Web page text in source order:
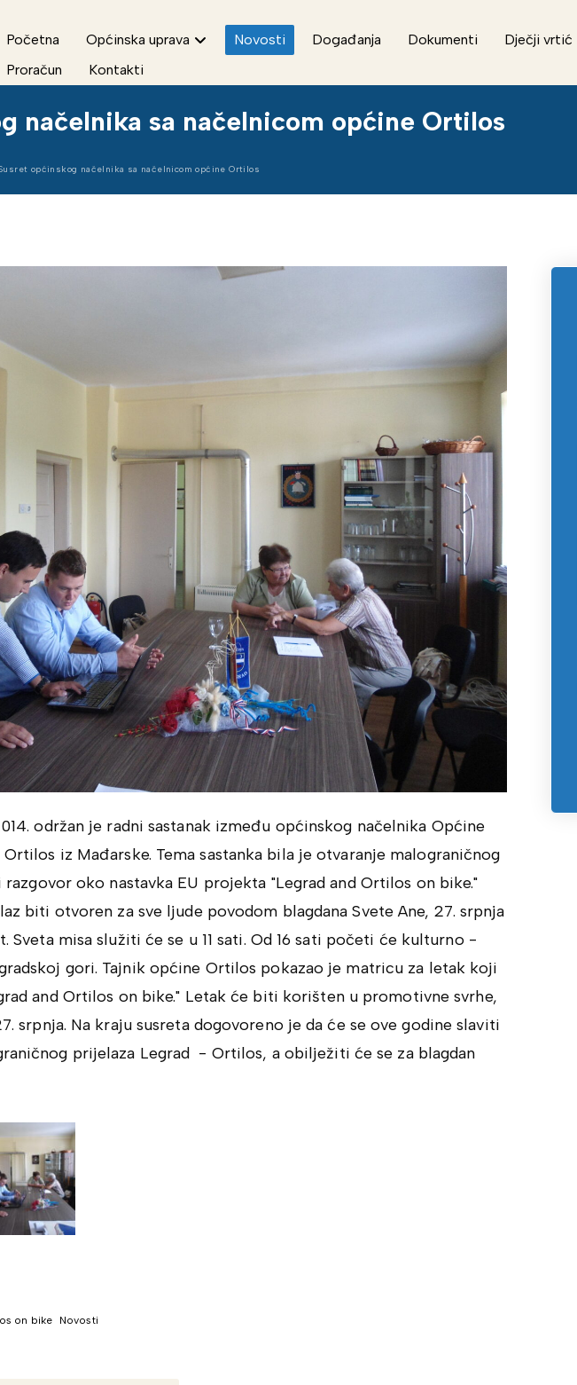
Početna Općinska uprava Novosti Događanja Dokumenti Dječji vrtić
Proračun
Kontakti
načelnika sa načelnicom općine Ortilos
općinskog načelnika sa načelnicom općine Ortilos
održan je radni sastanak između općinskog načelnika Općine
iz Mađarske. Tema sastanka bila je otvaranje malograničnog
oko nastavka EU projekta "Legrad and Ortilos on bike."
biti otvoren za sve ljude povodom blagdana Svete Ane, 27. srpnja
Sveta misa služiti će se u 11 sati. Od 16 sati početi će kulturno -
gori. Tajnik općine Ortilos pokazao je matricu za letak koji
and Ortilos on bike." Letak će biti korišten u promotivne svrhe,
srpnja. Na kraju susreta dogovoreno je da će se ove godine slaviti
prijelaza Legrad - Ortilos, a obilježiti će se za blagdan
on bike Novosti